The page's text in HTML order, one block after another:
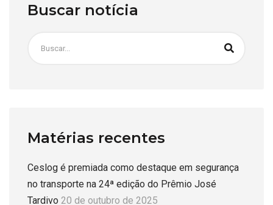
Buscar notícia
Matérias recentes
Ceslog é premiada como destaque em segurança
no transporte na 24ª edição do Prêmio José
Tardivo 20 de outubro de 2025